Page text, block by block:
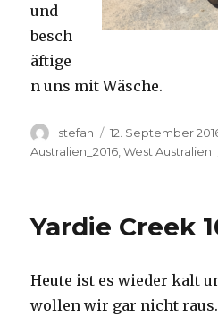
und
besch
äftige
n uns mit Wäsche.
Autor
stefan
Veröffentlicht
am
12. September
Australien_2016 ,West Australien
Yardie Creek
Heute ist es wieder kalt
wollen wir gar nicht raus.